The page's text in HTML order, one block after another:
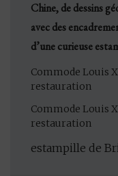
Chine, de dessins
avec des
d’une curieuse
Commode Louis
restauration
Commode Louis
restauration
estampille de